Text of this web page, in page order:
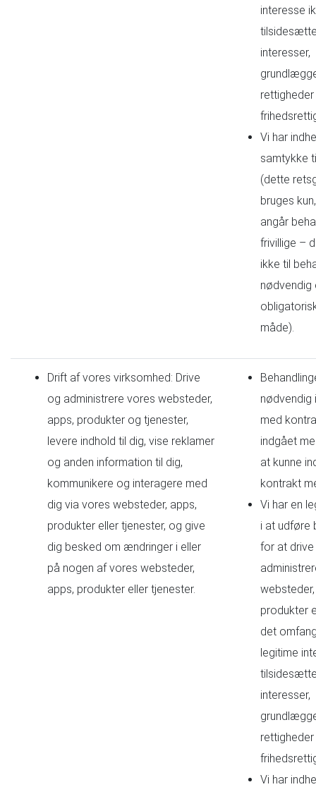
interesse
interesser,
rettigheder
Vi har
samtykke
(dette
bruges
angår
frivillige –
ikke til
nødvendig
måde).
Drift af vores virksomhed: Drive
og administrere vores websteder,
apps, produkter og tjenester,
levere indhold til dig, vise reklamer
og anden information til dig,
kommunikere og interagere med
dig via vores websteder, apps,
produkter eller tjenester, og give
dig besked om ændringer i eller
på nogen af vores websteder,
apps, produkter eller tjenester.
nødvendig
med
indgået
at kunne
kontrakt
Vi har en
i at udføre
for at
produkter
det
legitime
interesser,
rettigheder
Vi har